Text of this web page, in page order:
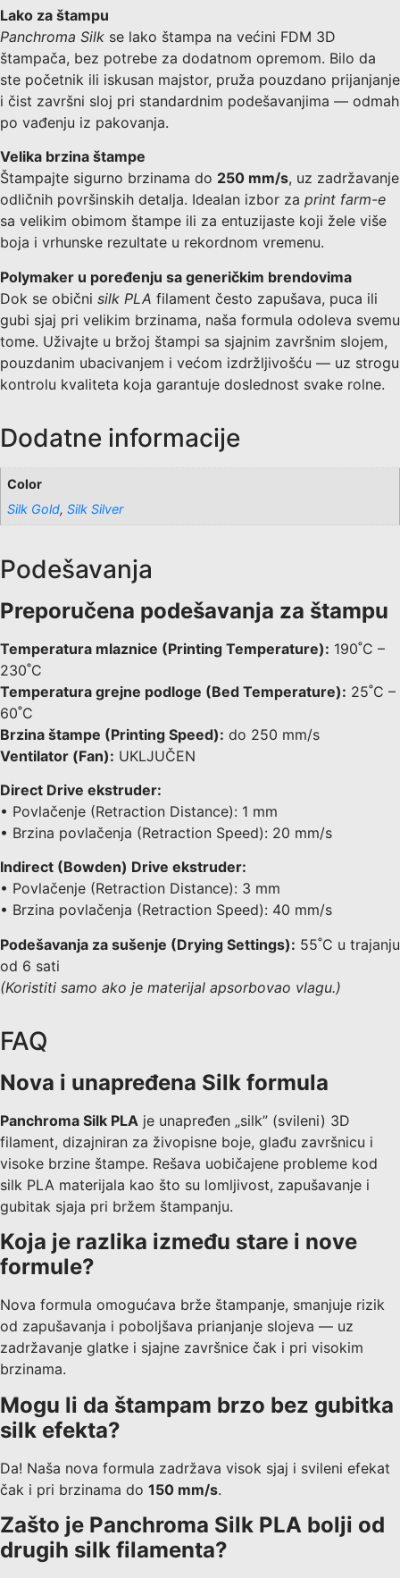
Lako za štampu
Panchroma Silk se lako štampa na većini FDM 3D
štampača, bez potrebe za dodatnom opremom. Bilo da
ste početnik ili iskusan majstor, pruža pouzdano prijanjanje
i čist završni sloj pri standardnim podešavanjima — odmah
po vađenju iz pakovanja.
Velika brzina štampe
Štampajte sigurno brzinama do 250 mm/s, uz zadržavanje
odličnih površinskih detalja. Idealan izbor za print farm-e
sa velikim obimom štampe ili za entuzijaste koji žele više
boja i vrhunske rezultate u rekordnom vremenu.
Polymaker u poređenju sa generičkim brendovima
Dok se obični silk PLA filament često zapušava, puca ili
gubi sjaj pri velikim brzinama, naša formula odoleva svemu
tome. Uživajte u bržoj štampi sa sjajnim završnim slojem,
pouzdanim ubacivanjem i većom izdržljivošću — uz strogu
kontrolu kvaliteta koja garantuje doslednost svake rolne.
Dodatne informacije
Color
Silk Gold,Silk Silver
Podešavanja
Preporučena podešavanja za štampu
Temperatura mlaznice (Printing Temperature): 190˚C –
230˚C
Temperatura grejne podloge (Bed Temperature): 25˚C –
60˚C
Brzina štampe (Printing Speed): do 250 mm/s
Ventilator (Fan): UKLJUČEN
Direct Drive ekstruder:
• Povlačenje (Retraction Distance): 1 mm
• Brzina povlačenja (Retraction Speed): 20 mm/s
Indirect (Bowden) Drive ekstruder:
• Povlačenje (Retraction Distance): 3 mm
• Brzina povlačenja (Retraction Speed): 40 mm/s
Podešavanja za sušenje (Drying Settings): 55˚C u trajanju
od 6 sati
(Koristiti samo ako je materijal apsorbovao vlagu.)
FAQ
Nova i unapređena Silk formula
Panchroma Silk PLA je unapređen „silk” (svileni) 3D
filament, dizajniran za živopisne boje, glađu završnicu i
visoke brzine štampe. Rešava uobičajene probleme kod
silk PLA materijala kao što su lomljivost, zapušavanje i
gubitak sjaja pri bržem štampanju.
Koja je razlika između stare i nove
formule?
Nova formula omogućava brže štampanje, smanjuje rizik
od zapušavanja i poboljšava prianjanje slojeva — uz
zadržavanje glatke i sjajne završnice čak i pri visokim
brzinama.
Mogu li da štampam brzo bez gubitka
silk efekta?
Da! Naša nova formula zadržava visok sjaj i svileni efekat
čak i pri brzinama do 150 mm/s.
Zašto je Panchroma Silk PLA bolji od
drugih silk filamenta?